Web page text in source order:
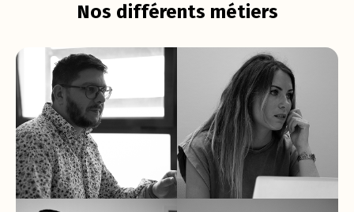
Nos différents métiers